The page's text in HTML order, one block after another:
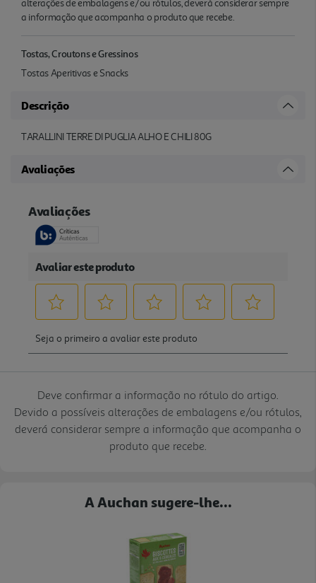
alterações de embalagens e/ou rótulos, deverá considerar sempre
a informação que acompanha o produto que recebe.
Tostas, Croutons e Gressinos
Tostas Aperitivas e Snacks
Descrição
TARALLINI TERRE DI PUGLIA ALHO E CHILI 80G
Avaliações
Deve confirmar a informação no rótulo do artigo.
Devido a possíveis alterações de embalagens e/ou rótulos,
deverá considerar sempre a informação que acompanha o
produto que recebe.
A Auchan sugere-lhe...